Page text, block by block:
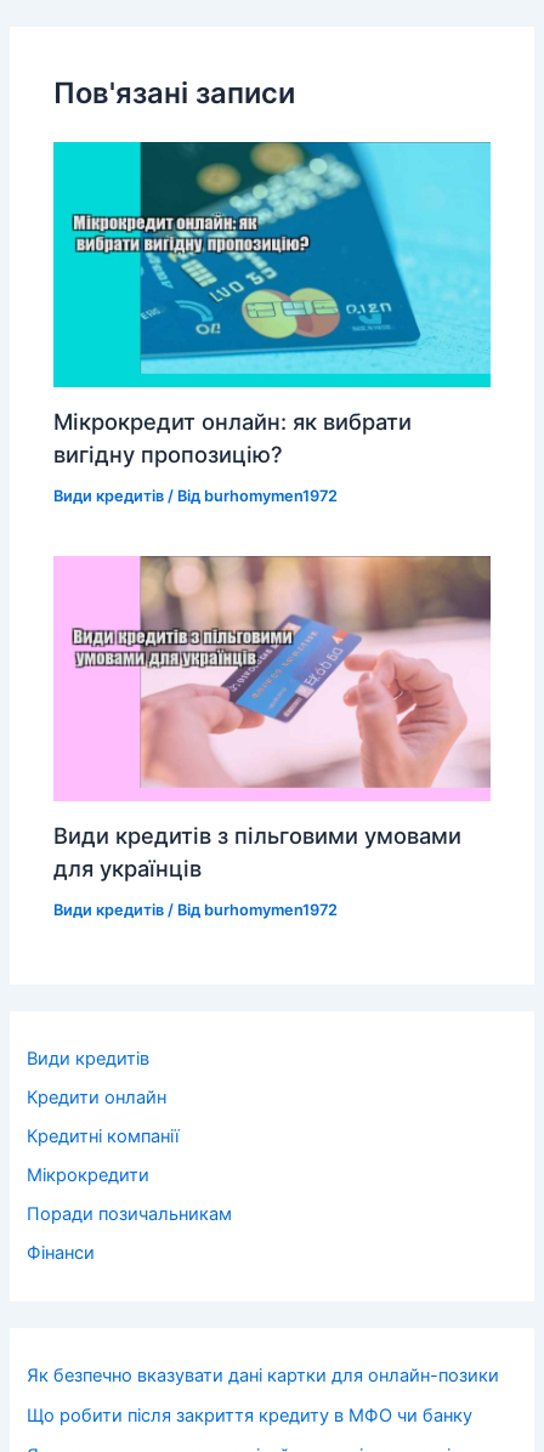
Пов'язані записи
Мікрокредит онлайн: як вибрати
вигідну пропозицію?
Види кредитів / Від burhomymen1972
Види кредитів з пільговими умовами
для українців
Види кредитів / Від burhomymen1972
Види кредитів
Кредити онлайн
Кредитні компанії
Мікрокредити
Поради позичальникам
Фінанси
Як безпечно вказувати дані картки для онлайн-позики
Що робити після закриття кредиту в МФО чи банку